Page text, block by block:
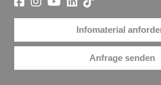
Infomaterial
Anfrage senden